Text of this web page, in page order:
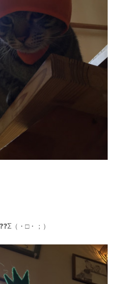
（・□・；）